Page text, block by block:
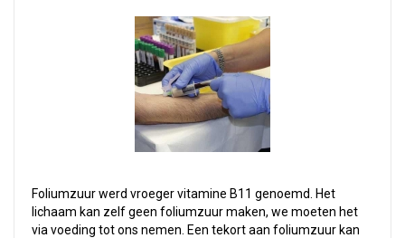
Foliumzuur werd vroeger vitamine B11 genoemd. Het
lichaam kan zelf geen foliumzuur maken, we moeten het
via voeding tot ons nemen. Een tekort aan foliumzuur kan